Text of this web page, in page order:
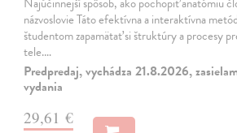
názvoslovie Táto efektívna a interaktívna
študentom zapamätať si štruktúry a procesy
tele.…
Predpredaj, vychádza 21.8.2026,
vydania
29,61 €